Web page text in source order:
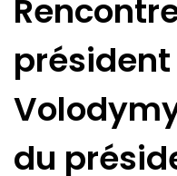
du